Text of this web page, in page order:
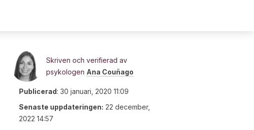
Skriven och verifierad av
psykologen Ana Couñago
Publicerad: 30 januari, 2020 11:09
Senaste uppdateringen: 22 december,
2022 14:57